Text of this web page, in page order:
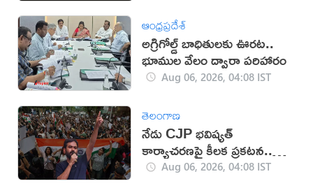
ఆంధ్రప్రదేశ్
అగ్రిగోల్డ్ బాధితులకు ఊరట..
భూముల వేలం ద్వారా పరిహారం
Aug 06, 2026, 04:08 IST
తెలంగాణ
నేడు CJP భవిష్యత్
కార్యాచరణపై కీలక ప్రకటన..
దేశవ్యాప్తంగా తీవ్ర ఉత్కంఠ
Aug 06, 2026, 04:08 IST